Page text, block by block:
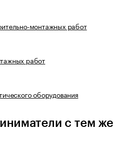
монтажных работ
работ
оборудования
с тем же